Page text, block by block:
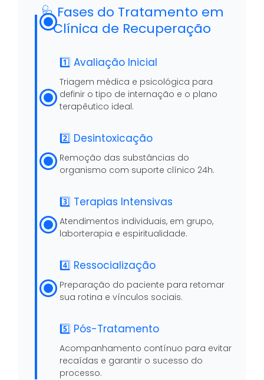
🩺 Fases do Tratamento em
Clínica de Recuperação
1️⃣ Avaliação Inicial
Triagem médica e psicológica para
definir o tipo de internação e o plano
terapêutico ideal.
2️⃣ Desintoxicação
Remoção das substâncias do
organismo com suporte clínico 24h.
3️⃣ Terapias Intensivas
Atendimentos individuais, em grupo,
laborterapia e espiritualidade.
4️⃣ Ressocialização
Preparação do paciente para retomar
sua rotina e vínculos sociais.
5️⃣ Pós-Tratamento
Acompanhamento contínuo para evitar
recaídas e garantir o sucesso do
processo.